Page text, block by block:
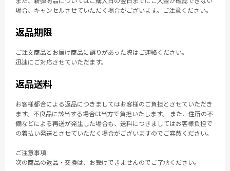
場合、キャンセルさせていただく場合がございます。ご注意ください。
返品期限
ご注文商品とお届け商品に誤りがあった際はご連絡ください。
迅速にご対応させていただます。
返品送料
お客様都合による返品につきましてはお客様のご負担とさせていただき
ます。不良品に該当する場合は当方で負担いたします。 また、住所の不
備などによる再送が発生した場合も、送料につきましてはお客様負担で
の着払い発送とさせていただく場合がございますのでご容赦ください。
ご注意事項
次の商品の返品・交換は、お受けできませんのでご了承ください。